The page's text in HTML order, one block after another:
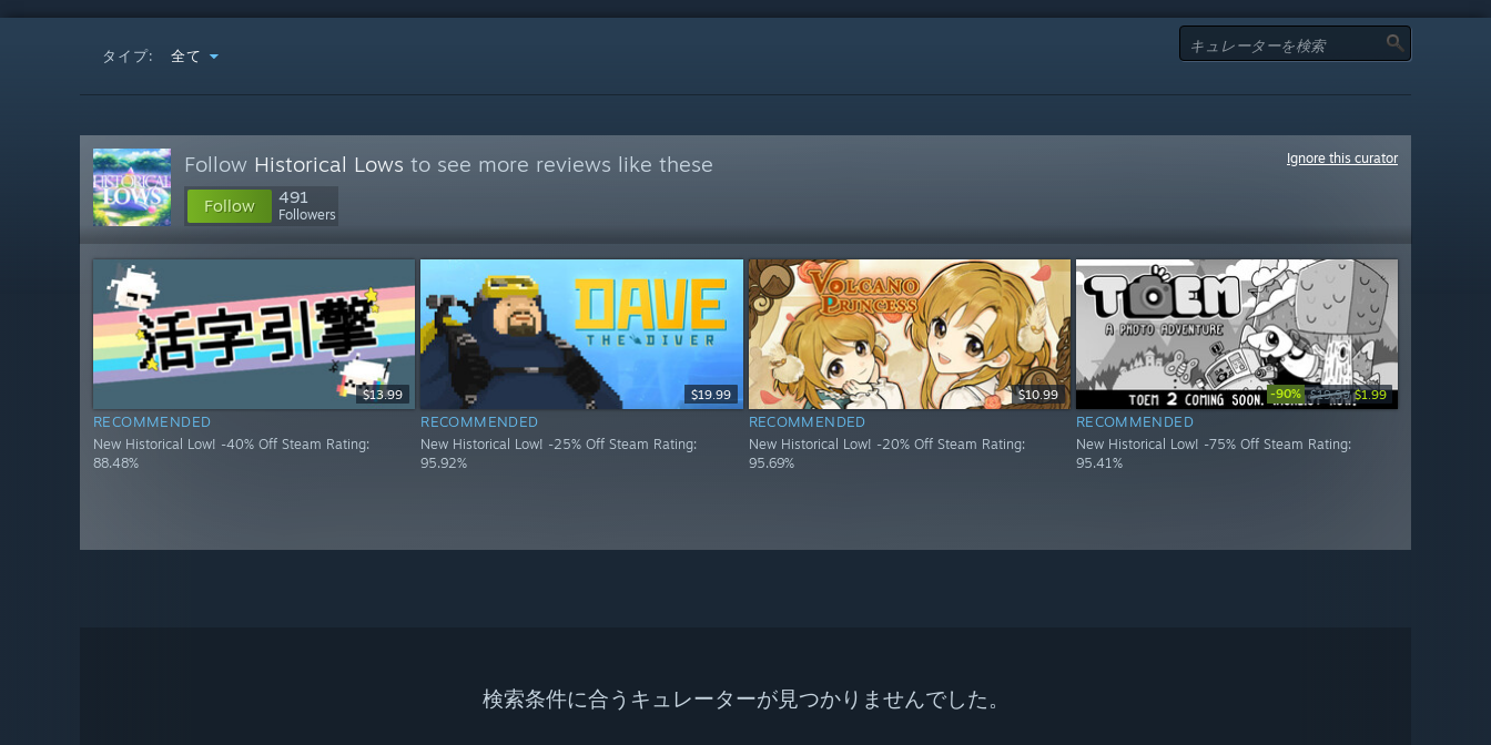
タイプ: 全て
Follow Historical Lows to see more reviews like these
Follow 491
Followers
Ignore this curator
$13.99
RECOMMENDED
New Historical Low! -40% Off Steam Rating:
88.48%
$19.99
RECOMMENDED
New Historical Low! -25% Off Steam Rating:
95.92%
$10.99
RECOMMENDED
New Historical Low! -20% Off Steam Rating:
95.69%
-90% $19.99 $1.99
RECOMMENDED
New Historical Low! -75% Off Steam Rating:
95.41%
検索条件に合うキュレーターが見つかりませんでした。